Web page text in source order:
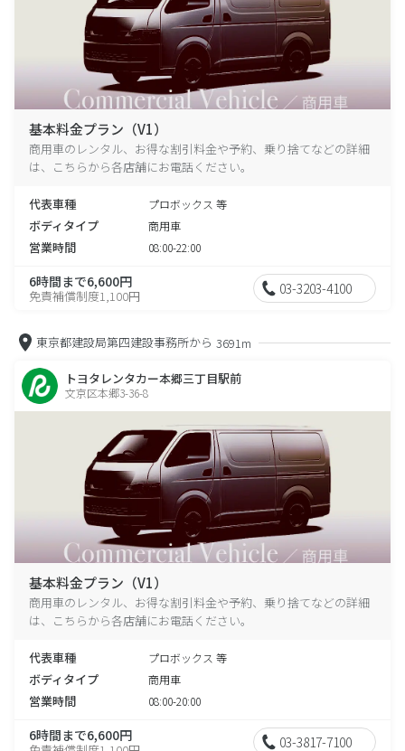
基本料金プラン（V1）
商用車のレンタル、お得な割引料金や予約、乗り捨てなどの詳細
は、こちらから各店舗にお電話ください。
代表車種 プロボックス 等
ボディタイプ 商用車
営業時間 08:00-22:00
6時間まで6,600円
免責補償制度1,100円 03-3203-4100
東京都建設局第四建設事務所から 3691m
トヨタレンタカー本郷三丁目駅前
文京区本郷3-36-8
基本料金プラン（V1）
商用車のレンタル、お得な割引料金や予約、乗り捨てなどの詳細
は、こちらから各店舗にお電話ください。
代表車種 プロボックス 等
ボディタイプ 商用車
営業時間 08:00-20:00
6時間まで6,600円 03-3817-7100